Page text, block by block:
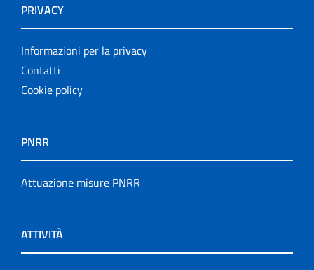
PRIVACY
Informazioni per la privacy
Contatti
Cookie policy
PNRR
Attuazione misure PNRR
ATTIVITÀ